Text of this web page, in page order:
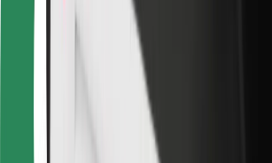
Proveedores
Términos y Condiciones